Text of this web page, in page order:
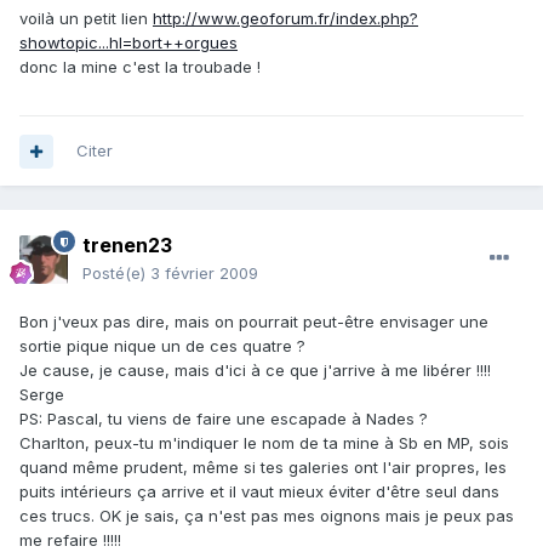
voilà un petit lien http://www.geoforum.fr/index.php?
showtopic...hl=bort++orgues
donc la mine c'est la troubade !
Citer
trenen23
Posté(e) 3 février 2009
Bon j'veux pas dire, mais on pourrait peut-être envisager une
sortie pique nique un de ces quatre ?
Je cause, je cause, mais d'ici à ce que j'arrive à me libérer !!!!
Serge
PS: Pascal, tu viens de faire une escapade à Nades ?
Charlton, peux-tu m'indiquer le nom de ta mine à Sb en MP, sois
quand même prudent, même si tes galeries ont l'air propres, les
puits intérieurs ça arrive et il vaut mieux éviter d'être seul dans
ces trucs. OK je sais, ça n'est pas mes oignons mais je peux pas
me refaire !!!!!